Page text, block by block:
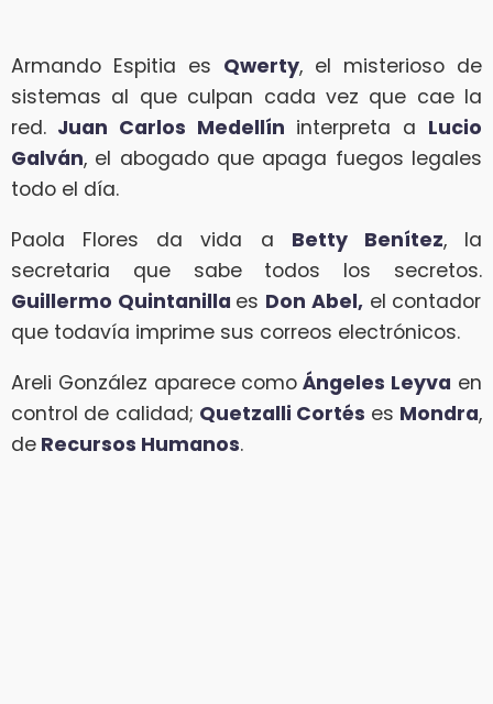
Armando Espitia es Qwerty, el misterioso de
sistemas al que culpan cada vez que cae la
red. Juan Carlos Medellín interpreta a Lucio
Galván, el abogado que apaga fuegos legales
todo el día.
Paola Flores da vida a Betty Benítez, la
secretaria que sabe todos los secretos.
Guillermo Quintanilla es Don Abel,el contador
que todavía imprime sus correos electrónicos.
Areli González aparece como Ángeles Leyva en
control de calidad; Quetzalli Cortés es Mondra,
de Recursos Humanos.